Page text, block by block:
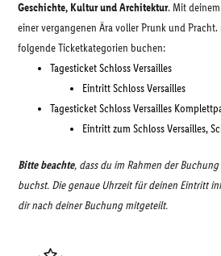
Geschichte, Kultur und Architektur. Mit
einer vergangenen Ära voller Prunk und
folgende Ticketkategorien buchen:
Tagesticket Schloss Versailles
Eintritt Schloss Versailles
Tagesticket Schloss Versailles
Eintritt zum Schloss Versailles,
Bitte beachte, dass du im Rahmen der
buchst. Die genaue Uhrzeit für deinen Eintritt
dir nach deiner Buchung mitgeteilt.